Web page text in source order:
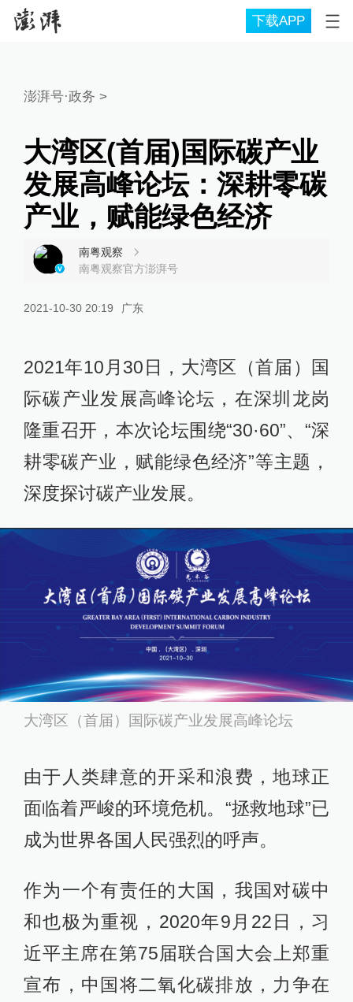
下载APP
澎湃号·政务 >
大湾区(首届)国际碳产业
发展高峰论坛：深耕零碳
产业，赋能绿色经济
南粤观察
南粤观察官方澎湃号
2021-10-30 20:19 广东
2021年10月30日，大湾区（首届）国
际碳产业发展高峰论坛，在深圳龙岗
隆重召开，本次论坛围绕“30·60”、“深
耕零碳产业，赋能绿色经济”等主题，
深度探讨碳产业发展。
大湾区（首届）国际碳产业发展高峰论坛
由于人类肆意的开采和浪费，地球正
面临着严峻的环境危机。“拯救地球”已
成为世界各国人民强烈的呼声。
作为一个有责任的大国，我国对碳中
和也极为重视，2020年9月22日，习
近平主席在第75届联合国大会上郑重
宣布，中国将二氧化碳排放，力争在